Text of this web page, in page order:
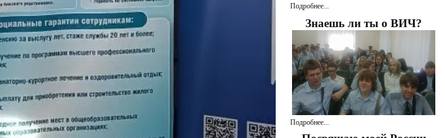
Подробнее...
Знаешь ли ты о ВИЧ?
Подробнее...